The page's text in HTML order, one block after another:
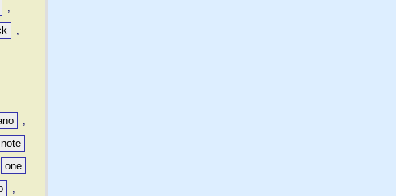
,
,
,
note
one
,